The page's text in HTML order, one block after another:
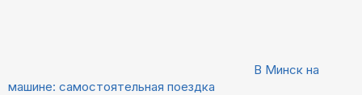
В Минск на
машине: самостоятельная поездка